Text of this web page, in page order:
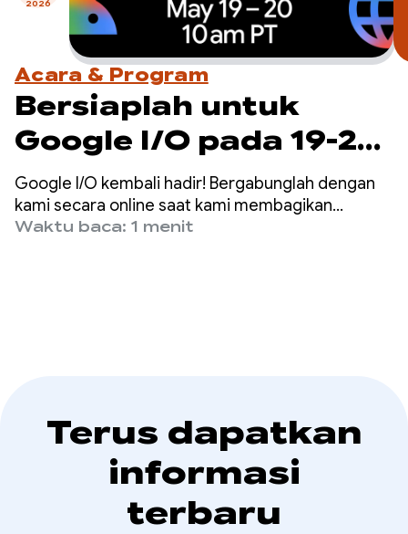
2026
Acara & Program
Bersiaplah untuk
Google I/O pada 19-20
Mei
Google I/O kembali hadir! Bergabunglah dengan
kami secara online saat kami membagikan
terobosan dan info terbaru AI terbaru dalam
Waktu baca: 1 menit
Terus dapatkan
informasi
terbaru